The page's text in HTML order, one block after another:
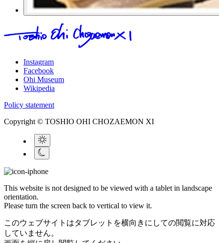
Instagram
Facebook
Ohi Museum
Wikipedia
Policy statement
Copyright © TOSHIO OHI CHOZAEMON XI
This website is not designed to be viewed with a tablet in landscape
orientation.
Please turn the screen back to vertical to view it.
このウェブサイトはタブレットを横向きにしての閲覧に対応
していません。